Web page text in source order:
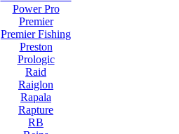
Power Pro
Premier
Premier Fishing
Preston
Prologic
Raid
Raiglon
Rapala
Rapture
RB